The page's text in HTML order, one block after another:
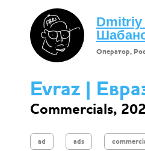
Dmitriy
Оператор,
Evraz |
Commercials,
ad ads